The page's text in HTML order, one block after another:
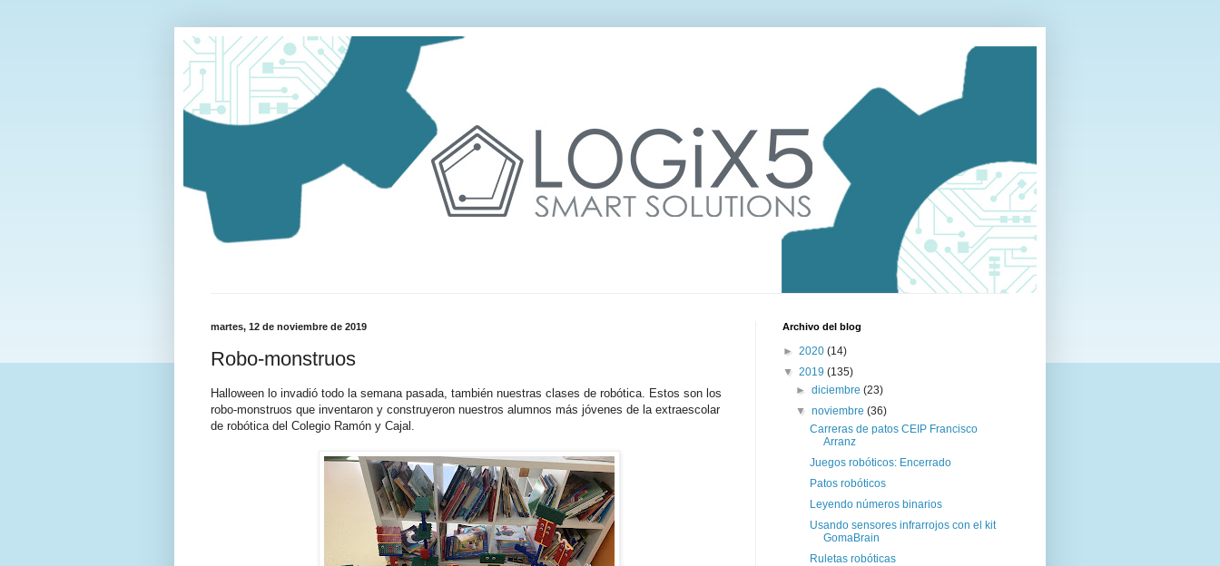
martes, 12 de noviembre de 2019
Robo-monstruos
Halloween lo invadió todo la semana pasada, también nuestras clases de robótica. Estos son los
robo-monstruos que inventaron y construyeron nuestros alumnos más jóvenes de la extraescolar
de robótica del Colegio Ramón y Cajal.
Archivo del blog
► 2020 (14)
▼ 2019 (135)
►diciembre(23)
▼noviembre(36)
Carreras de patos CEIP Francisco
Arranz
Juegos robóticos: Encerrado
Patos robóticos
Leyendo números binarios
Usando sensores infrarrojos con el kit
GomaBrain
Ruletas robóticas